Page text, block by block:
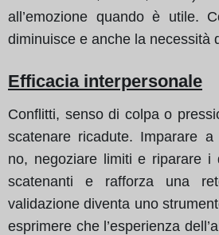
all’emozione quando è utile.
diminuisce e anche la necessità
Efficacia interpersonale
Conflitti, senso di colpa o
scatenare ricadute. Imparare
no, negoziare limiti e riparare i
scatenanti e rafforza una
validazione diventa uno
esprimere che l’esperienza